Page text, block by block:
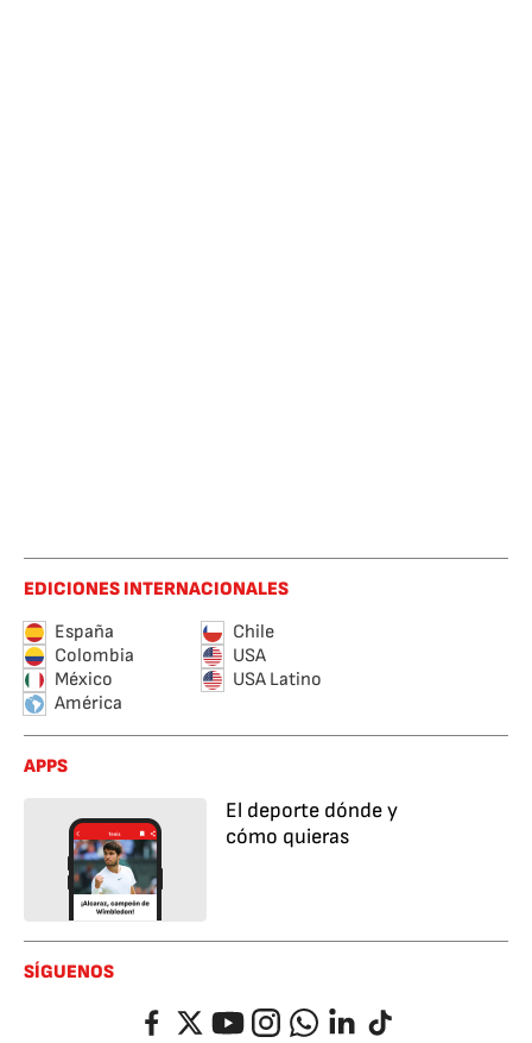
EDICIONES INTERNACIONALES
España
Chile
Colombia
USA
México
USA Latino
América
APPS
El deporte dónde y
cómo quieras
SÍGUENOS
FacebookTwitterYouTubeInstagramWhatsappLinkedIn
TikTok